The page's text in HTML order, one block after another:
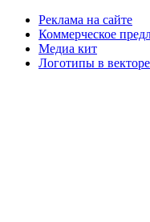
Реклама на сайте
Коммерческое
Медиа кит
Логотипы в векторе